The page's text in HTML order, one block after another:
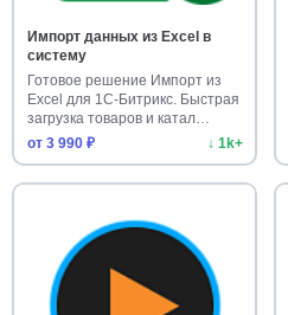
Импорт данных из Excel в
систему
Готовое решение Импорт из
Excel для 1С-Битрикс. Быстрая
загрузка товаров и катал…
от 3 990 ₽
↓ 1k+